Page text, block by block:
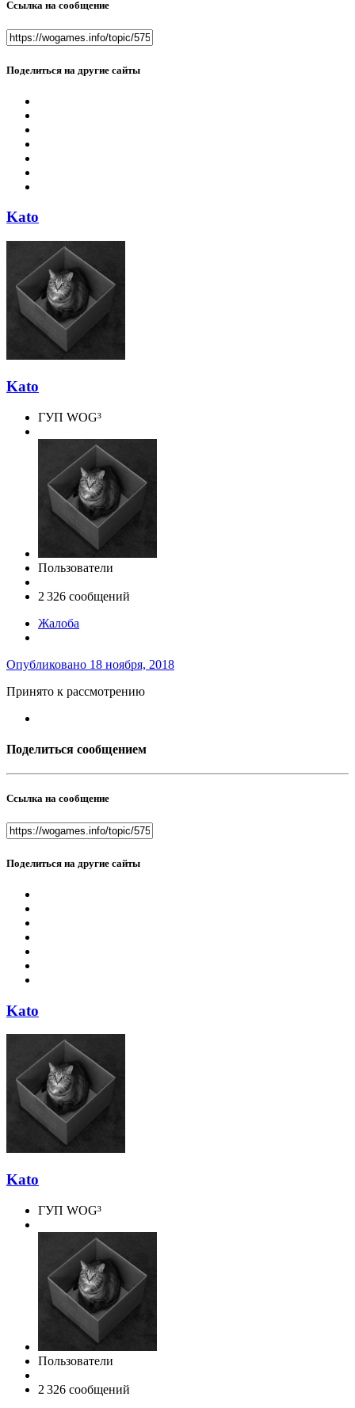
Ссылка на сообщение
Поделиться на другие сайты
Kato
Kato
ГУП WOG³
Пользователи
2 326 сообщений
Жалоба
Опубликовано 18 ноября, 2018
Принято к рассмотрению
Поделиться сообщением
Ссылка на сообщение
Поделиться на другие сайты
Kato
Kato
ГУП WOG³
Пользователи
2 326 сообщений